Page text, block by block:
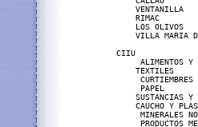
VENTANILLA
RIMAC
LOS OLIVOS
VILLA MARIA
CIIU
ALIMENTOS Y
TEXTILES
CURTIEMBRES
PAPEL
SUSTANCIAS Y
CAUCHO Y
MINERALES
PRODUCTOS